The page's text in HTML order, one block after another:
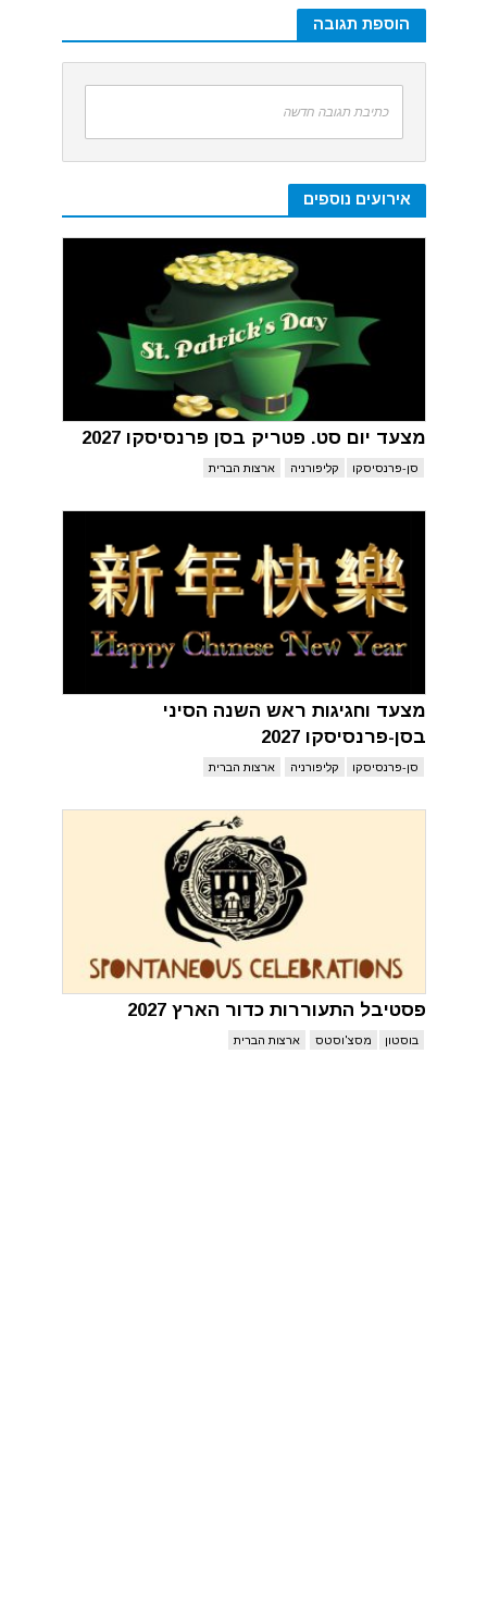
הוספת תגובה
כתיבת תגובה חדשה
אירועים נוספים
מצעד יום סט. פטריק בסן פרנסיסקו 2027
סן-פרנסיסקו קליפורניה ארצות הברית
מצעד וחגיגות ראש השנה הסיני
בסן-פרנסיסקו 2027
סן-פרנסיסקו קליפורניה ארצות הברית
פסטיבל התעוררות כדור הארץ 2027
בוסטון מסצ'וסטס ארצות הברית